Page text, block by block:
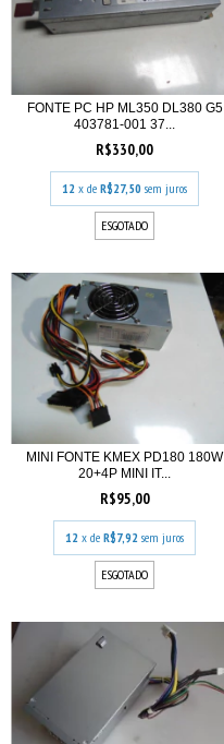
FONTE PC HP ML350 DL380 G5
403781-001 37...
R$330,00
12 x de R$27,50 sem juros
ESGOTADO
MINI FONTE KMEX PD180 180W
20+4P MINI IT...
R$95,00
12 x de R$7,92 sem juros
ESGOTADO